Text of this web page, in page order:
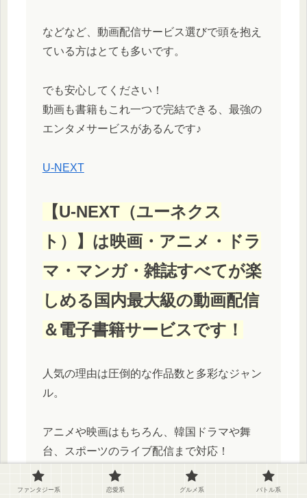
などなど、動画配信サービス選びで頭を抱え
ている方はとても多いです。
でも安心してください！
動画も書籍もこれ一つで完結できる、最強の
エンタメサービスがあるんです♪
U-NEXT
【U-NEXT（ユーネクス
ト）】は映画・アニメ・ドラ
マ・マンガ・雑誌すべてが楽
しめる国内最大級の動画配信
＆電子書籍サービスです！
人気の理由は圧倒的な作品数と多彩なジャン
ル。
アニメや映画はもちろん、韓国ドラマや舞
台、スポーツのライブ配信まで対応！
しかも、毎月もらえるポイントで新作映画の
ファンタジー系 恋愛系 グルメ系 バトル系